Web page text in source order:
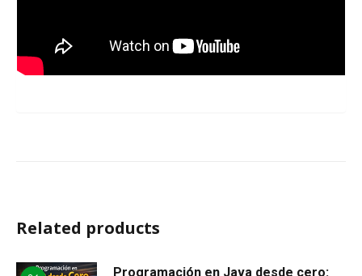
Related products
Programación en Java desde cero: